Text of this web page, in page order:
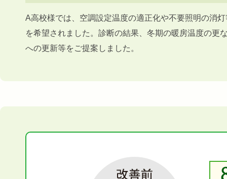
A高校様では、空調設定温度の適正化や不要照明の消
を希望されました。診断の結果、冬期の暖房温度の更
への更新等をご提案しました。